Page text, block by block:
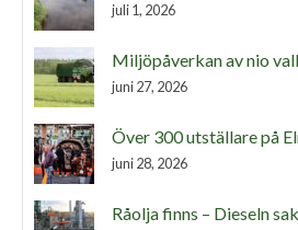
juli 1, 2026
Miljöpåverkan av nio
juni 27, 2026
Över 300 utställare på
juni 28, 2026
Råolja finns – Dieseln